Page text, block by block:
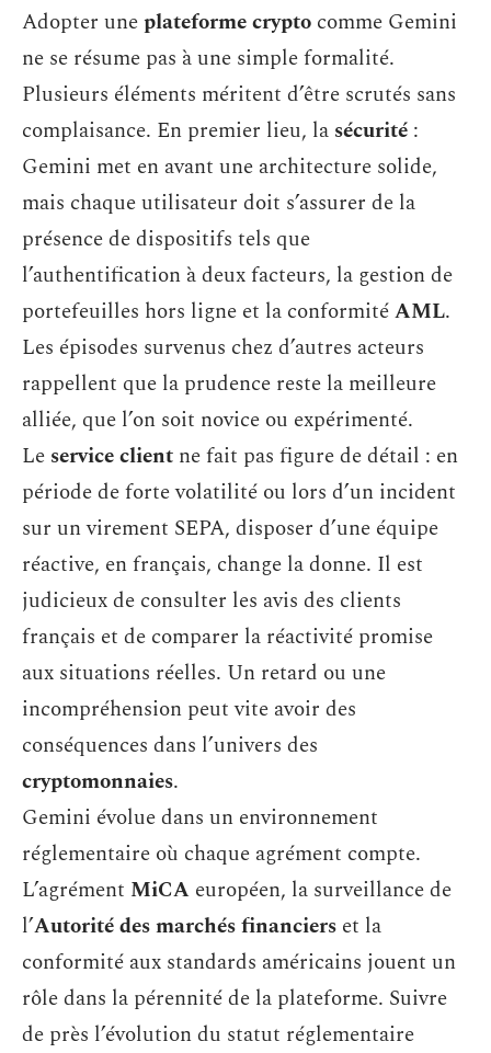
Adopter uneplateforme crypto comme Gemini
ne se résume pas à une simple formalité.
Plusieurs éléments méritent d’être scrutés sans
complaisance. En premier lieu, la sécurité :
Gemini met en avant une architecture solide,
mais chaque utilisateur doit s’assurer de la
présence de dispositifs tels que
l’authentification à deux facteurs, la gestion de
portefeuilles hors ligne et la conformitéAML.
Les épisodes survenus chez d’autres acteurs
rappellent que la prudence reste la meilleure
alliée, que l’on soit novice ou expérimenté.
Le service client ne fait pas figure de détail : en
période de forte volatilité ou lors d’un incident
sur un virement SEPA, disposer d’une équipe
réactive, en français, change la donne. Il est
judicieux de consulter les avis des clients
français et de comparer la réactivité promise
aux situations réelles. Un retard ou une
incompréhension peut vite avoir des
conséquences dans l’univers des
cryptomonnaies.
Gemini évolue dans un environnement
réglementaire où chaque agrément compte.
L’agrément MiCA européen, la surveillance de
l’Autorité des marchés financiers et la
conformité aux standards américains jouent un
rôle dans la pérennité de la plateforme. Suivre
de près l’évolution du statut réglementaire